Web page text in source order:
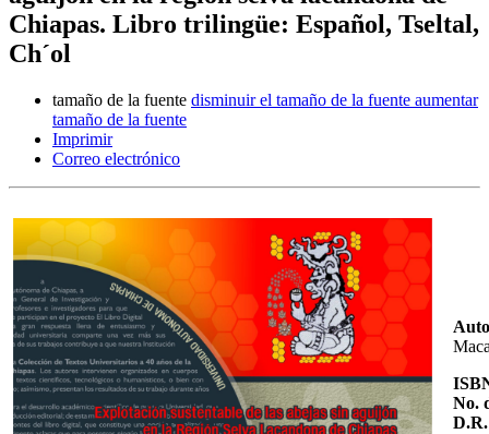
Chiapas. Libro trilingüe: Español, Tseltal,
Ch´ol
tamaño de la fuente disminuir el tamaño de la fuente aumentar
tamaño de la fuente
Imprimir
Correo electrónico
No.